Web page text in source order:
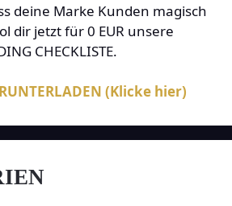
deine Marke Kunden magisch
dir jetzt für 0 EUR unsere
CHECKLISTE.
(Klicke hier)